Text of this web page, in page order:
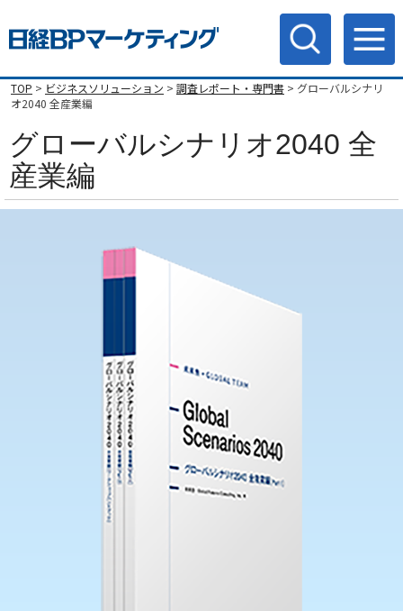
TOP > ビジネスソリューション > 調査レポート・専門書 > グローバルシナリ
オ2040 全産業編
グローバルシナリオ2040 全
産業編